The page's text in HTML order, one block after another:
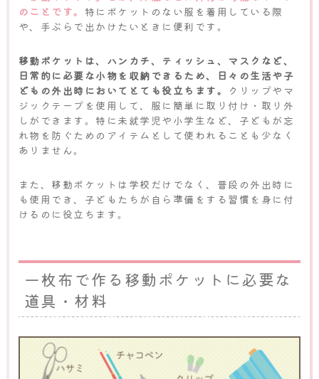
のことです。 特にポケットのない服を着用している際
や、手ぶらで出かけたいときに便利です。
移動ポケットは、ハンカチ、ティッシュ、マスクなど、
日常的に必要な小物を収納できるため、日々の生活や子
どもの外出時においてとても役立ちます。
クリップやマ
ジックテープを使用して、服に簡単に取り付け・取り外
しができます。特に未就学児や小学生など、子どもが忘
れ物を防ぐためのアイテムとして使われることも少なく
ありません。
また、移動ポケットは学校だけでなく、普段の外出時に
も使用でき、子どもたちが自ら準備をする習慣を身に付
けるのに役立ちます。
一枚布で作る移動ポケットに必要な
道具・材料